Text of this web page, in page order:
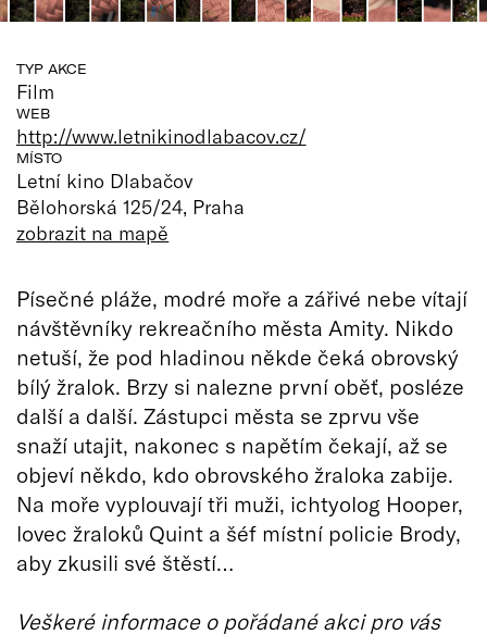
TYP AKCE
Film
WEB
http://www.letnikinodlabacov.cz/
MÍSTO
Letní kino Dlabačov
Bělohorská 125/24, Praha
zobrazit na mapě
Písečné pláže, modré moře a zářivé nebe vítají
návštěvníky rekreačního města Amity. Nikdo
netuší, že pod hladinou někde čeká obrovský
bílý žralok. Brzy si nalezne první oběť, posléze
další a další. Zástupci města se zprvu vše
snaží utajit, nakonec s napětím čekají, až se
objeví někdo, kdo obrovského žraloka zabije.
Na moře vyplouvají tři muži, ichtyolog Hooper,
lovec žraloků Quint a šéf místní policie Brody,
aby zkusili své štěstí…
Veškeré informace o pořádané akci pro vás